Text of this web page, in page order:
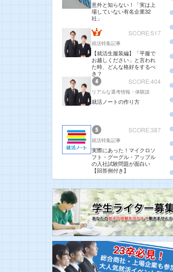
意外と知らない！「実は上
場していない有名企業32
社」
SCORE:517
就活特集記事
【就活生服装編】「平服で
お越しください」と言われ
た時、どんな格好をするべ
き？
SCORE:404
リアルな選考情報・体験談
就活ノートの作り方
SCORE:387
就活特集記事
実際にあった！マイクロソ
フト・グーグル・アップル
の入社試験問題が面白い
【回答例付き】